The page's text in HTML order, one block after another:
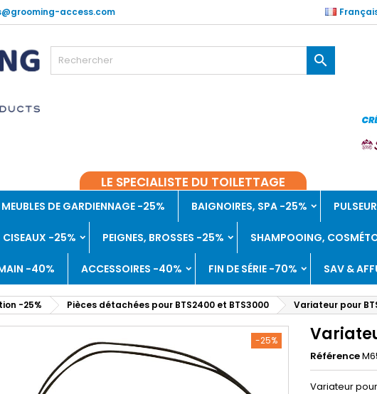
access.com

LE SPECIALISTE DU TOILETTAGE
MEUBLES DE GARDIENNAGE -25% BAIGNOIRES, SPA -25%
CISEAUX -25% PEIGNES, BROSSES -25% SHAMPOOING,
-40% ACCESSOIRES -40% FIN DE SÉRIE -70% SAV &
-25% Pièces détachées pour BTS2400 et BTS3000 Variateur pour
-25%
Référence
Variateur pour